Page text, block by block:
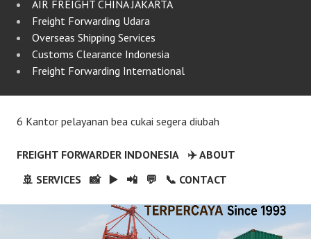
AIR FREIGHT CHINA JAKARTA
Freight Forwarding Udara
Overseas Shipping Services
Customs Clearance Indonesia
Freight Forwarding International
6 Kantor pelayanan bea cukai segera diubah
FREIGHT FORWARDER INDONESIA
✈️ ABOUT
🚢 SERVICES
📸 ▶️ 📲 💬 📞 CONTACT